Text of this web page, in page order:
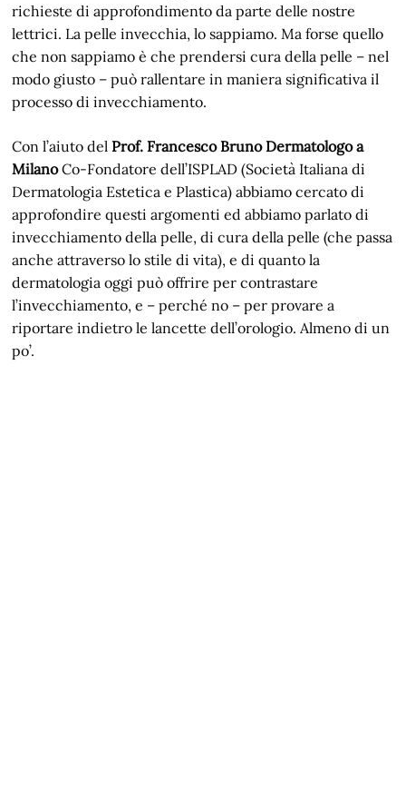
richieste di approfondimento da parte delle nostre
lettrici. La pelle invecchia, lo sappiamo. Ma forse quello
che non sappiamo è che prendersi cura della pelle – nel
modo giusto – può rallentare in maniera significativa il
processo di invecchiamento.
Con l’aiuto delProf. Francesco Bruno Dermatologo a
MilanoCo-Fondatore dell’ISPLAD (Società Italiana di
Dermatologia Estetica e Plastica) abbiamo cercato di
approfondire questi argomenti ed abbiamo parlato di
invecchiamento della pelle, di cura della pelle (che passa
anche attraverso lo stile di vita), e di quanto la
dermatologia oggi può offrire per contrastare
l’invecchiamento, e – perché no – per provare a
riportare indietro le lancette dell’orologio. Almeno di un
po’.